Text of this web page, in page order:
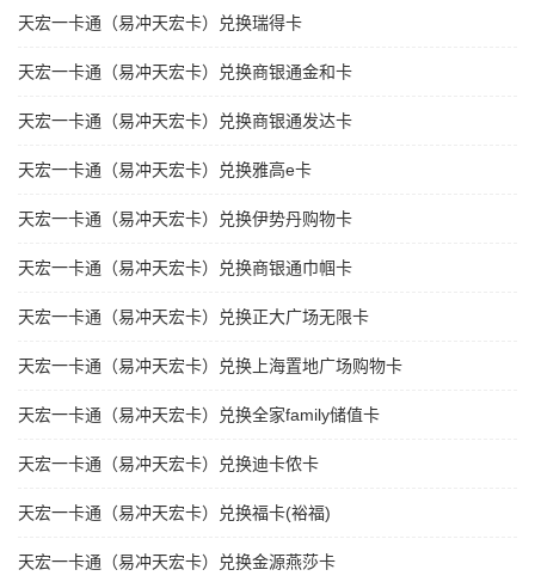
天宏一卡通（易冲天宏卡）兑换瑞得卡
天宏一卡通（易冲天宏卡）兑换商银通金和卡
天宏一卡通（易冲天宏卡）兑换商银通发达卡
天宏一卡通（易冲天宏卡）兑换雅高e卡
天宏一卡通（易冲天宏卡）兑换伊势丹购物卡
天宏一卡通（易冲天宏卡）兑换商银通巾帼卡
天宏一卡通（易冲天宏卡）兑换正大广场无限卡
天宏一卡通（易冲天宏卡）兑换上海置地广场购物卡
天宏一卡通（易冲天宏卡）兑换全家family储值卡
天宏一卡通（易冲天宏卡）兑换迪卡侬卡
天宏一卡通（易冲天宏卡）兑换福卡(裕福)
天宏一卡通（易冲天宏卡）兑换金源燕莎卡